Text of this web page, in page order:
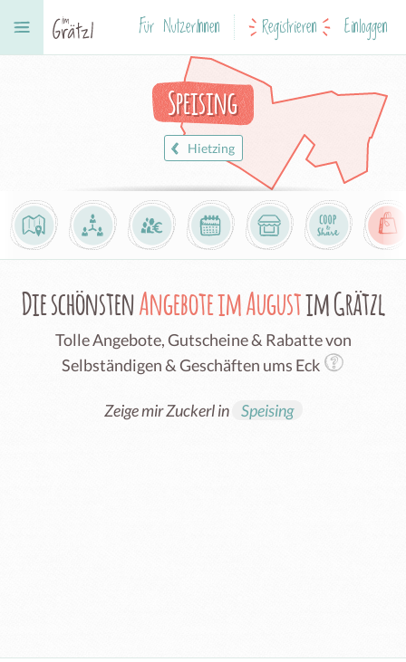
Für NutzerInnen Registrieren Einloggen
Speising
Hietzing
Die schönstenAngebote im Augustim Grätzl
Tolle Angebote, Gutscheine & Rabatte von
Selbständigen & Geschäften ums Eck
Zeige mir Zuckerl in Speising